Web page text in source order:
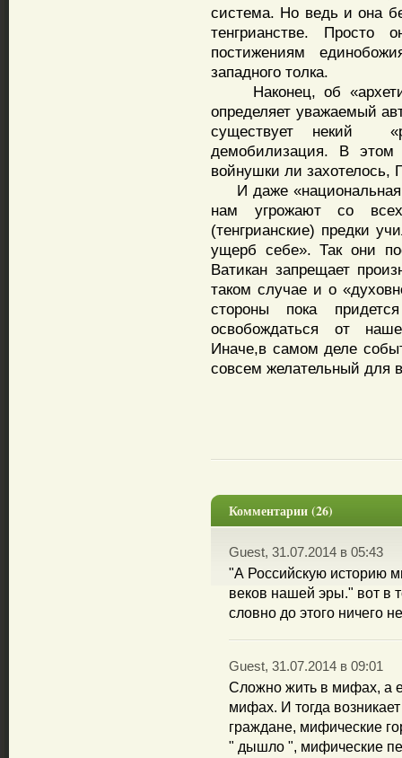
система. Но ведь и она
тенгрианстве.
постижениям
западного толка.
Наконец, об
определяет уважаемый
существует некий
демобилизация. В этом
войнушки ли захотелось,
И даже «национальная
нам угрожают со
(тенгрианские) предки
ущерб себе». Так они
Ватикан запрещает
таком случае и о
стороны пока
освобождаться от
Иначе,в самом деле
совсем желательный для
Комментарии (26)
Guest, 31.07.2014 в 05:43
"А Российскую историю
веков нашей эры." вот в
словно до этого ничего
Guest, 31.07.2014 в 09:01
Сложно жить в мифах, а
мифах. И тогда
граждане, мифические
" дышло ", мифические